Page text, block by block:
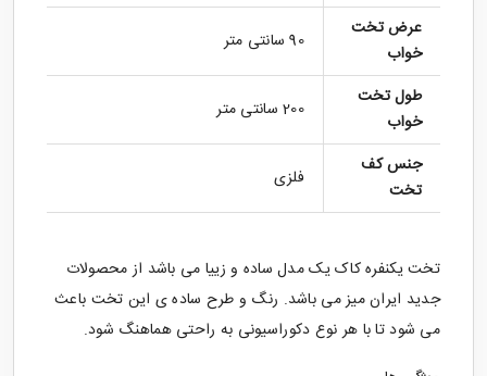
عرض تخت
خواب
90 سانتی متر
طول تخت
خواب
200 سانتی متر
جنس کف
تخت
فلزی
تخت یکنفره کاک یک مدل ساده و زییا می باشد از محصولات
جدید ایران میز می باشد. رنگ و طرح ساده ی این تخت باعث
می شود تا با هر نوع دکوراسیونی به راحتی هماهنگ شود.